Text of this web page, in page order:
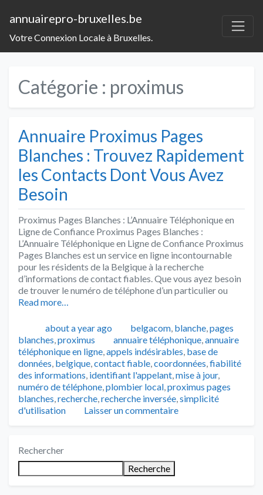
annuairepro-bruxelles.be
Votre Connexion Locale à Bruxelles.
Catégorie : proximus
Annuaire Proximus Pages
Blanches : Trouvez Rapidement
les Contacts Dont Vous Avez
Besoin
Proximus Pages Blanches : L’Annuaire Téléphonique en
Ligne de Confiance Proximus Pages Blanches :
L’Annuaire Téléphonique en Ligne de Confiance Proximus
Pages Blanches est un service en ligne incontournable
pour les résidents de la Belgique à la recherche
d’informations de contact fiables. Que vous ayez besoin
de trouver le numéro de téléphone d’un particulier ou
Read more…
Publié
about a year ago Catégories
belgacom, blanche,pages
blanches,proximus Tags
annuaire téléphonique,annuaire
téléphonique en ligne,appels indésirables, base de
données, belgique,contact fiable,coordonnées,fiabilité
des informations, identifiant l'appelant,mise à jour,
numéro de téléphone,plombier local,proximus pages
blanches,recherche,recherche inversée,simplicité
d'utilisation
Laisser un commentaire
Rechercher
Recherche